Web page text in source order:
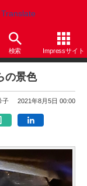
Translate
検索 Impressサイト
の景色
子 2021年8月5日 00:00